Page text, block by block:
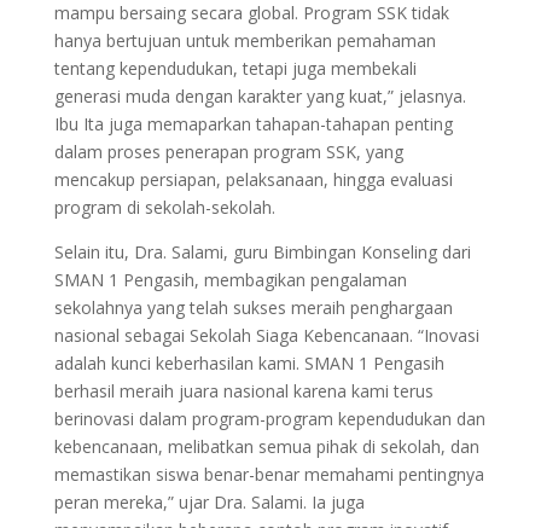
mampu bersaing secara global. Program SSK tidak
hanya bertujuan untuk memberikan pemahaman
tentang kependudukan, tetapi juga membekali
generasi muda dengan karakter yang kuat,” jelasnya.
Ibu Ita juga memaparkan tahapan-tahapan penting
dalam proses penerapan program SSK, yang
mencakup persiapan, pelaksanaan, hingga evaluasi
program di sekolah-sekolah.
Selain itu, Dra. Salami, guru Bimbingan Konseling dari
SMAN 1 Pengasih, membagikan pengalaman
sekolahnya yang telah sukses meraih penghargaan
nasional sebagai Sekolah Siaga Kebencanaan. “Inovasi
adalah kunci keberhasilan kami. SMAN 1 Pengasih
berhasil meraih juara nasional karena kami terus
berinovasi dalam program-program kependudukan dan
kebencanaan, melibatkan semua pihak di sekolah, dan
memastikan siswa benar-benar memahami pentingnya
peran mereka,” ujar Dra. Salami. Ia juga